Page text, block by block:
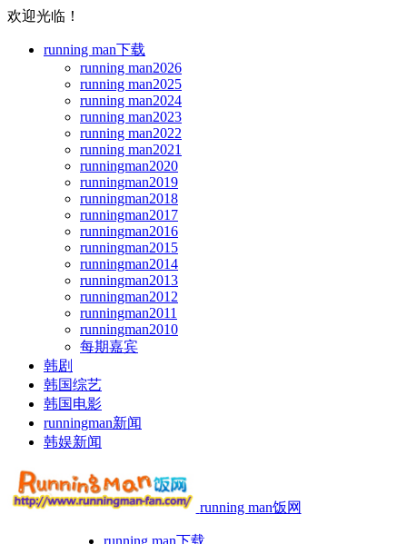
欢迎光临！
running man下载
running man2026
running man2025
running man2024
running man2023
running man2022
running man2021
runningman2020
runningman2019
runningman2018
runningman2017
runningman2016
runningman2015
runningman2014
runningman2013
runningman2012
runningman2011
runningman2010
每期嘉宾
韩剧
韩国综艺
韩国电影
runningman新闻
韩娱新闻
running man饭网
running man下载